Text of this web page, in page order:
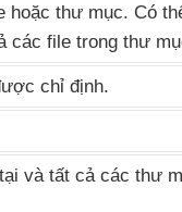
hoặc thư mục. Có
các file trong thư
chỉ định.
và tất cả các thư